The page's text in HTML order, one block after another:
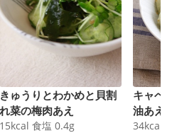
きゅうりとわかめと貝割
れ菜の梅肉あえ
15kcal 食塩 0.4g
キャベ
油あえ
34kcal